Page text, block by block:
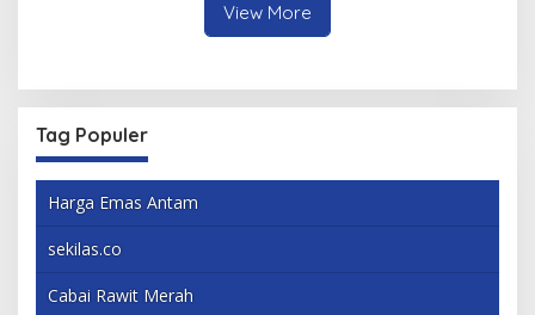
View More
Tag Populer
Harga Emas Antam
sekilas.co
Cabai Rawit Merah